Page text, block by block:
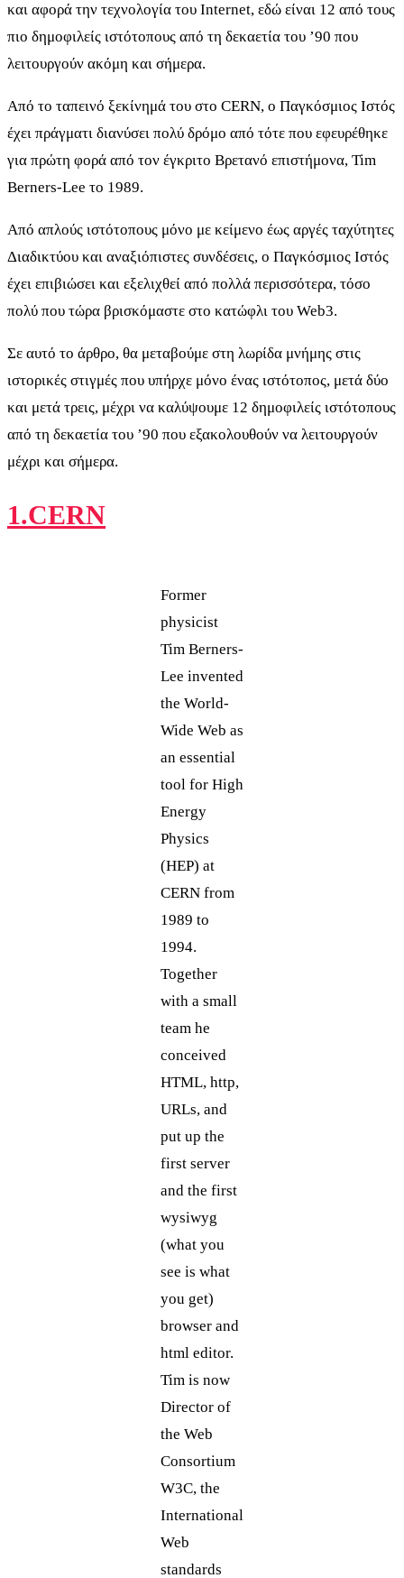
και αφορά την τεχνολογία του Internet, εδώ είναι 12 από τους
πιο δημοφιλείς ιστότοπους από τη δεκαετία του ’90 που
λειτουργούν ακόμη και σήμερα.
Από το ταπεινό ξεκίνημά του στο CERN, ο Παγκόσμιος Ιστός
έχει πράγματι διανύσει πολύ δρόμο από τότε που εφευρέθηκε
για πρώτη φορά από τον έγκριτο Βρετανό επιστήμονα, Tim
Berners-Lee το 1989.
Από απλούς ιστότοπους μόνο με κείμενο έως αργές ταχύτητες
Διαδικτύου και αναξιόπιστες συνδέσεις, ο Παγκόσμιος Ιστός
έχει επιβιώσει και εξελιχθεί από πολλά περισσότερα, τόσο
πολύ που τώρα βρισκόμαστε στο κατώφλι του Web3.
Σε αυτό το άρθρο, θα μεταβούμε στη λωρίδα μνήμης στις
ιστορικές στιγμές που υπήρχε μόνο ένας ιστότοπος, μετά δύο
και μετά τρεις, μέχρι να καλύψουμε 12 δημοφιλείς ιστότοπους
από τη δεκαετία του ’90 που εξακολουθούν να λειτουργούν
μέχρι και σήμερα.
1.CERN
Former
physicist
Tim Berners-
Lee invented
the World-
Wide Web as
an essential
tool for High
Energy
Physics
(HEP) at
CERN from
1989 to
1994.
Together
with a small
team he
conceived
HTML, http,
URLs, and
put up the
first server
and the first
wysiwyg
(what you
see is what
you get)
browser and
html editor.
Tim is now
Director of
the Web
Consortium
W3C, the
International
Web
standards